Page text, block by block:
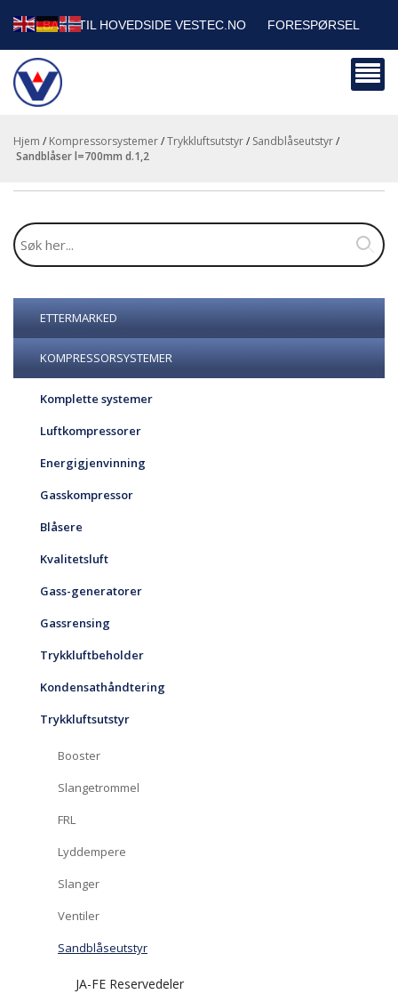
TILBAKE TIL HOVEDSIDE VESTEC.NO FORESPØRSEL
HANDLEVOGN
BEDRIFTSKUNDER
Hjem / Kompressorsystemer/Trykkluftsutstyr/ Sandblåseutstyr/
sandblåser l=700mm d.1,2
ETTERMARKED
KOMPRESSORSYSTEMER
Komplette systemer
Luftkompressorer
Energigjenvinning
Gasskompressor
Blåsere
Kvalitetsluft
Gass-generatorer
Gassrensing
Trykkluftbeholder
Kondensathåndtering
Trykkluftsutstyr
Booster
Slangetrommel
FRL
Lyddempere
Slanger
Ventiler
Sandblåseutstyr
JA-FE Reservedeler